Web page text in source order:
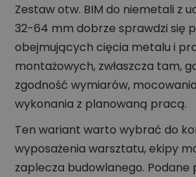
Zestaw otw. BIM do niemetali z
32-64 mm dobrze sprawdzi się
obejmujących cięcia metalu i
montażowych, zwłaszcza tam,
zgodność wymiarów,
wykonania z planowaną pracą.
Ten wariant warto wybrać do
wyposażenia warsztatu, ekipy
zaplecza budowlanego.